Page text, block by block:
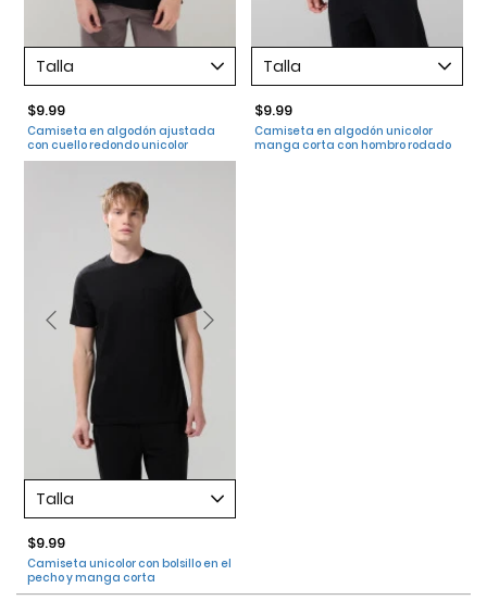
Talla
$9.99
Camiseta en algodón ajustada
con cuello redondo unicolor
Talla
$9.99
Camiseta en algodón unicolor
manga corta con hombro rodado
Talla
$9.99
Camiseta unicolor con bolsillo en el
pecho y manga corta